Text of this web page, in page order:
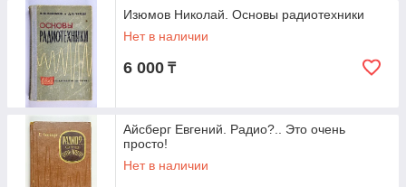
Изюмов Николай. Основы радиотехники
Нет в наличии
6 000 ₸
Айсберг Евгений. Радио?.. Это очень
просто!
Нет в наличии